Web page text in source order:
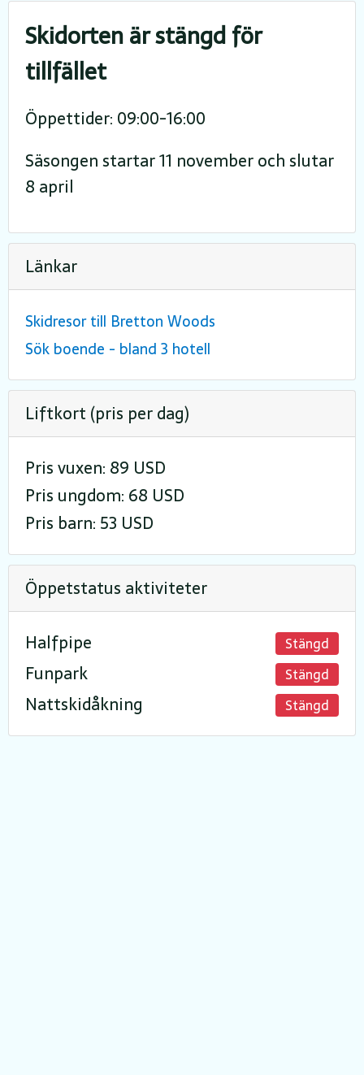
Skidorten är stängd för
tillfället
Öppettider: 09:00-16:00
Säsongen startar 11 november och slutar
8 april
Länkar
Skidresor till Bretton Woods
Sök boende - bland 3 hotell
Liftkort (pris per dag)
Pris vuxen: 89 USD
Pris ungdom: 68 USD
Pris barn: 53 USD
Öppetstatus aktiviteter
Halfpipe Stängd
Funpark Stängd
Nattskidåkning Stängd